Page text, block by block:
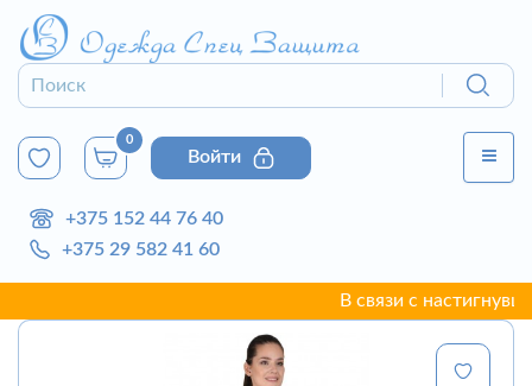
0
Войти
+375 152 44 76 40
+375 29 582 41 60
В связи с настигнувшей